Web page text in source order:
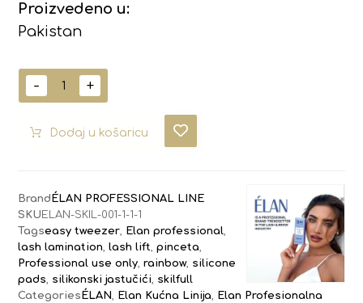
Proizvedeno u:
Pakistan
- +
Dodaj u košaricu
Brand ÉLAN PROFESSIONAL LINE
SKU ELAN-SKIL-001-1-1-1
Tagseasy tweezer, Elan professional,
lash lamination,lash lift,pinceta,
Professional use only,rainbow, silicone
pads, silikonski jastučići, skilfull
Categories ÉLAN, Elan Kućna Linija, Elan Profesionalna